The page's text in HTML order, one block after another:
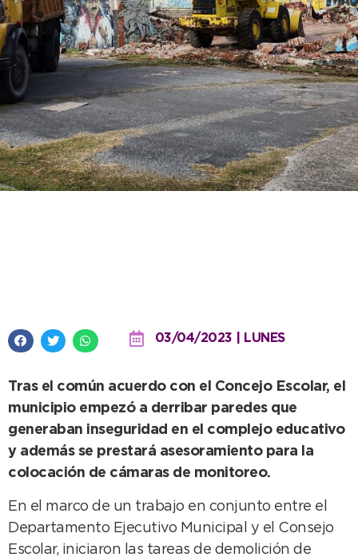
03/04/2023 | LUNES
Tras el común acuerdo con el Concejo Escolar, el
municipio empezó a derribar paredes que
generaban inseguridad en el complejo educativo
y además se prestará asesoramiento para la
colocación de cámaras de monitoreo.
En el marco de un trabajo en conjunto entre el
Departamento Ejecutivo Municipal y el Consejo
Escolar, iniciaron las tareas de demolición de